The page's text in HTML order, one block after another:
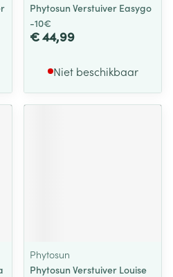
Phytosun Verstuiver Easygo
-10€
€ 44,99
Niet beschikbaar
Phytosun
Phytosun Verstuiver Louise